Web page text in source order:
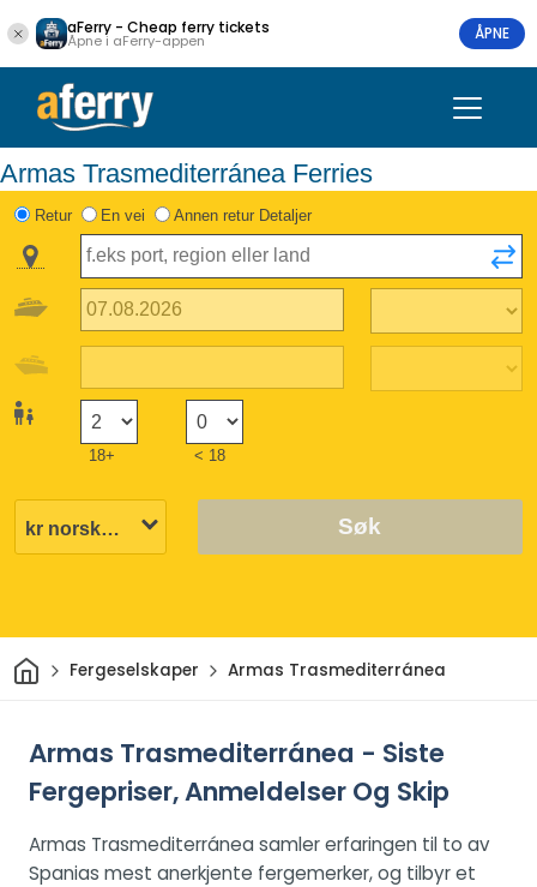
aFerry - Cheap ferry tickets
Åpne i aFerry-appen ÅPNE
Armas Trasmediterránea Ferries
Retur En vei Annen retur Detaljer
18+ < 18
Søk
HjemFergeselskaper Armas Trasmediterránea
Armas Trasmediterránea - Siste
Fergepriser, Anmeldelser Og Skip
Armas Trasmediterránea samler erfaringen til to av
Spanias mest anerkjente fergemerker, og tilbyr et